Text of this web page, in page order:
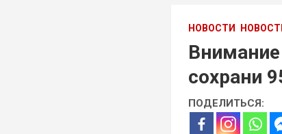
НидерландахНОВОСТИ
Внимание
сохрани
ПОДЕЛИТЬСЯ: